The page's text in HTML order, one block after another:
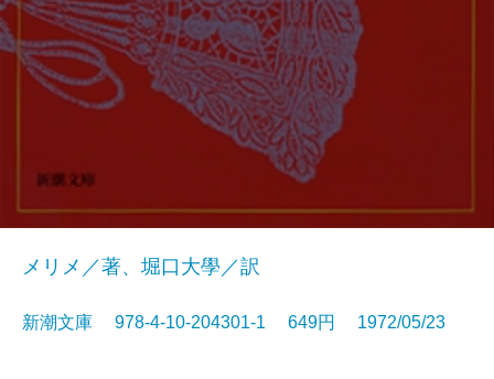
メリメ／著、堀口大學／訳
新潮文庫 978-4-10-204301-1 649円 1972/05/23